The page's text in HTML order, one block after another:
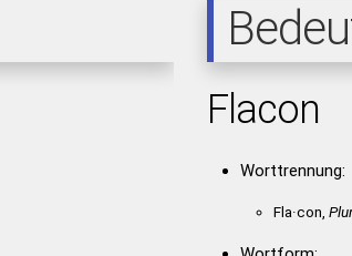
Flacon
Worttrennung:
Fla·con,